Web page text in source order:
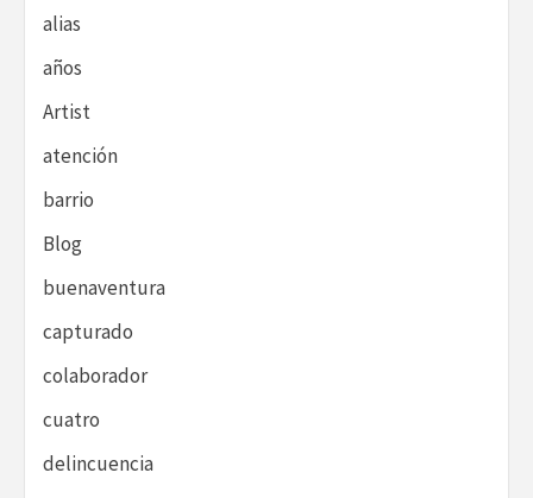
alias
años
Artist
atención
barrio
Blog
buenaventura
capturado
colaborador
cuatro
delincuencia